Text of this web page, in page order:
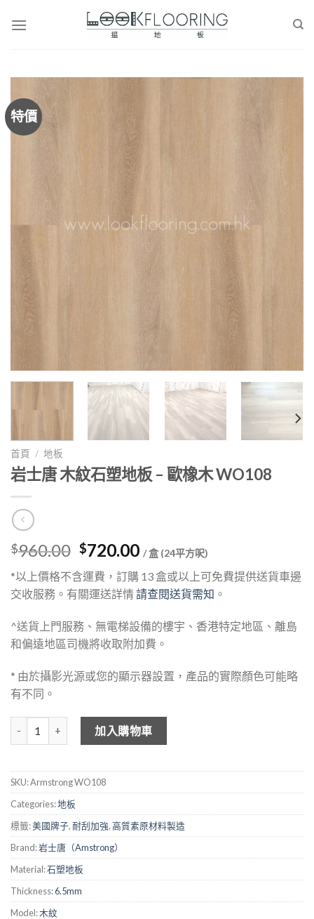
特價
首頁 / 地板
岩士唐 木紋石塑地板 – 歐橡木 WO108
$960.00 Original
price
was:
$960.00.
$720.00Current
price
is:
$720.00.
/ 盒 (24平方呎)
*以上價格不含運費，訂購 13 盒或以上可免費提供送貨車邊
交收服務。有關運送詳情請查閱送貨需知 。
^送貨上門服務、無電梯設備的樓宇、香港特定地區、離島
和偏遠地區司機將收取附加費。
* 由於攝影光源或您的顯示器設置，產品的實際顏色可能略
有不同。
岩士唐 木紋石塑地板 - 歐橡木 WO108 數量
加入購物車
SKU:Armstrong WO108
Categories:地板
標籤:美國牌子,耐刮加強,高質素原材料製造
Brand:岩士唐（Amstrong）
Material:石塑地板
Thickness:6.5mm
Model:木紋